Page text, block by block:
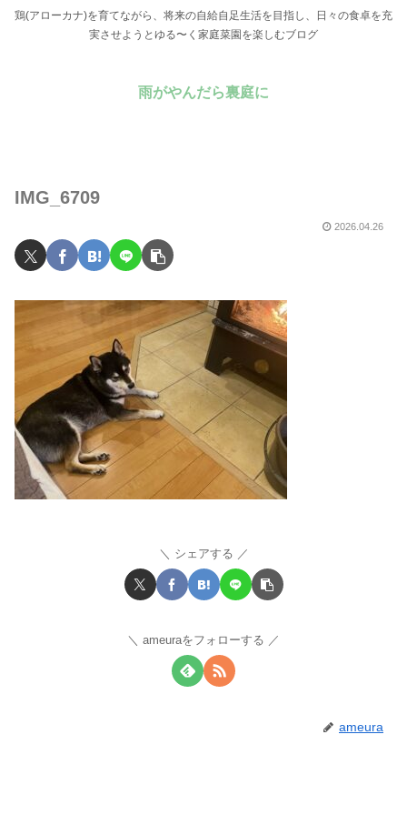
鶏(アローカナ)を育てながら、将来の自給自足生活を目指し、日々の食卓を充
実させようとゆる〜く家庭菜園を楽しむブログ
雨がやんだら裏庭に
IMG_6709
2026.04.26
シェアする
ameuraをフォローする
ameura